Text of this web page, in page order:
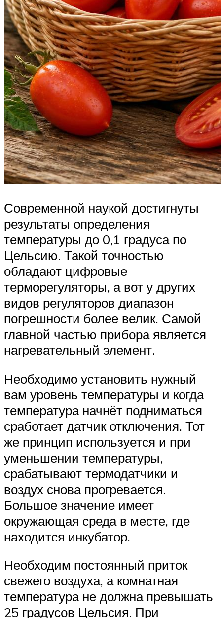
Современной наукой достигнуты
результаты определения
температуры до 0,1 градуса по
Цельсию. Такой точностью
обладают цифровые
терморегуляторы, а вот у других
видов регуляторов диапазон
погрешности более велик. Самой
главной частью прибора является
нагревательный элемент.
Необходимо установить нужный
вам уровень температуры и когда
температура начнёт подниматься
сработает датчик отключения. Тот
же принцип используется и при
уменьшении температуры,
срабатывают термодатчики и
воздух снова прогревается.
Большое значение имеет
окружающая среда в месте, где
находится инкубатор.
Необходим постоянный приток
свежего воздуха, а комнатная
температура не должна превышать
25 градусов Цельсия. При